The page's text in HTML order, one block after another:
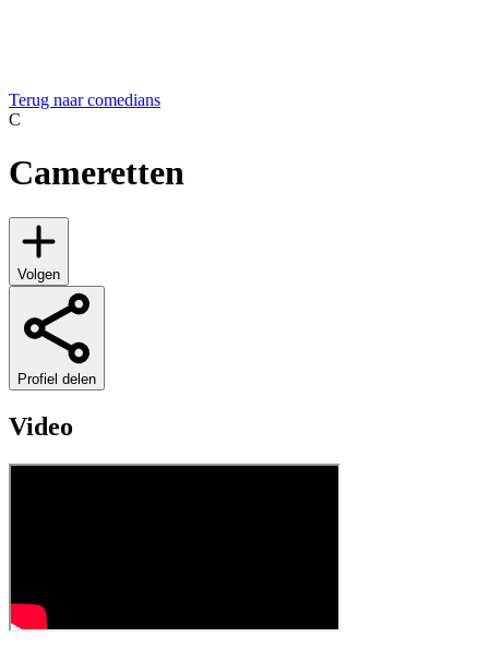
Terug naar comedians
C
Cameretten
Volgen
Profiel delen
Video